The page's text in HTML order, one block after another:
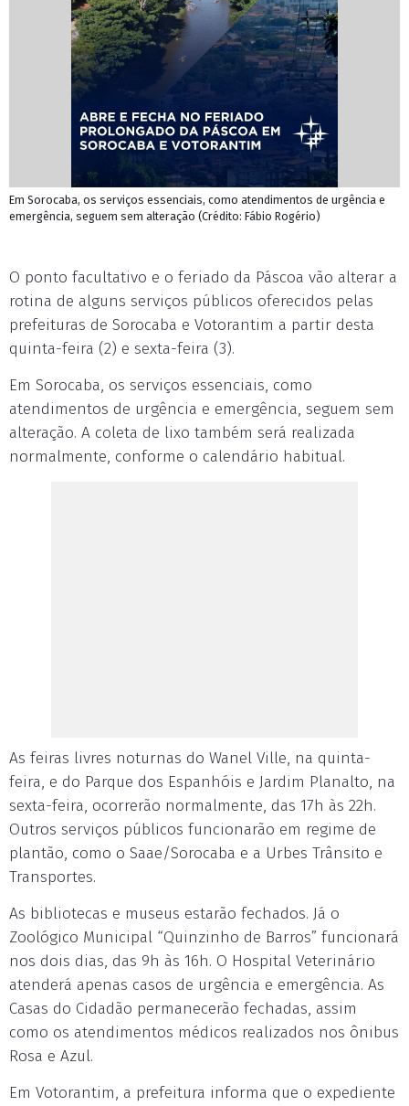
Em Sorocaba, os serviços essenciais, como atendimentos de urgência e
emergência, seguem sem alteração (Crédito: Fábio Rogério)
O ponto facultativo e o feriado da Páscoa vão alterar a
rotina de alguns serviços públicos oferecidos pelas
prefeituras de Sorocaba e Votorantim a partir desta
quinta-feira (2) e sexta-feira (3).
Em Sorocaba, os serviços essenciais, como
atendimentos de urgência e emergência, seguem sem
alteração. A coleta de lixo também será realizada
normalmente, conforme o calendário habitual.
As feiras livres noturnas do Wanel Ville, na quinta-
feira, e do Parque dos Espanhóis e Jardim Planalto, na
sexta-feira, ocorrerão normalmente, das 17h às 22h.
Outros serviços públicos funcionarão em regime de
plantão, como o Saae/Sorocaba e a Urbes Trânsito e
Transportes.
As bibliotecas e museus estarão fechados. Já o
Zoológico Municipal “Quinzinho de Barros” funcionará
nos dois dias, das 9h às 16h. O Hospital Veterinário
atenderá apenas casos de urgência e emergência. As
Casas do Cidadão permanecerão fechadas, assim
como os atendimentos médicos realizados nos ônibus
Rosa e Azul.
Em Votorantim, a prefeitura informa que o expediente